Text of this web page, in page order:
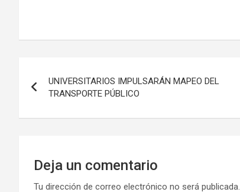
de
entradas
UNIVERSITARIOS IMPULSARÁN MAPEO DEL
TRANSPORTE PÚBLICO
Deja un comentario
Tu dirección de correo electrónico no será publicada.